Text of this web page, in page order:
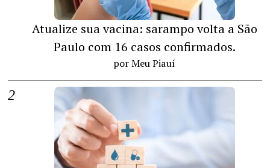
Atualize sua vacina: sarampo volta a São
Paulo com 16 casos confirmados.
por Meu Piauí